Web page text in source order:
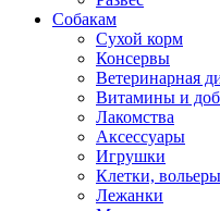
Собакам
Сухой корм
Консервы
Ветеринарная
Витамины и
Лакомства
Аксессуары
Игрушки
Клетки, вольеры
Лежанки